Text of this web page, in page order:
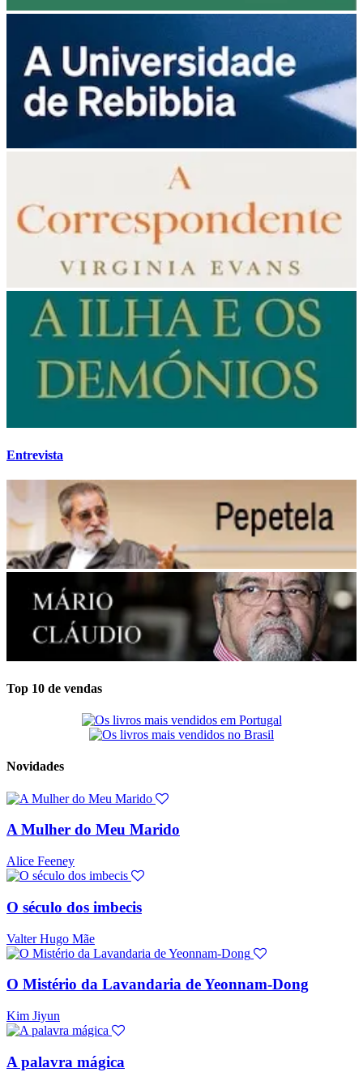
Entrevista
Top 10 de vendas
Novidades
A Mulher do Meu Marido
Alice Feeney
O século dos imbecis
Valter Hugo Mãe
O Mistério da Lavandaria de Yeonnam-Dong
Kim Jiyun
A palavra mágica